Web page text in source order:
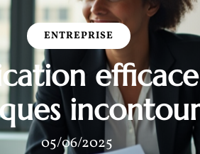
ENTREPRISE
05/06/2025